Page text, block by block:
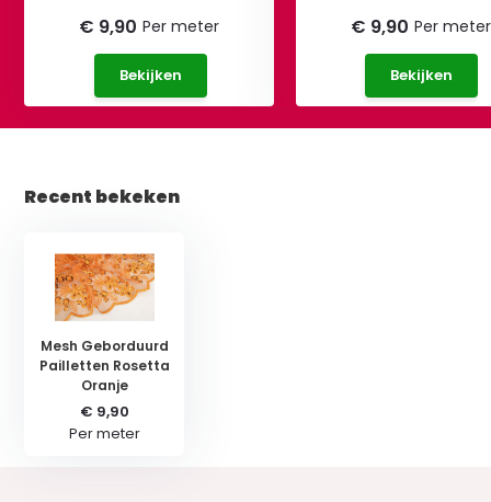
€ 9,90 Per meter
Bekijken
€ 9,90 Per meter
Bekijken
Recent bekeken
Mesh Geborduurd
Pailletten Rosetta
Oranje
€ 9,90
Per meter